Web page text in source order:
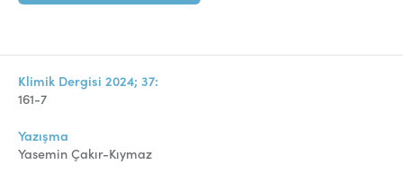
Klimik Dergisi 2024; 37:
161-7
Yazışma
Yasemin Çakır-Kıymaz